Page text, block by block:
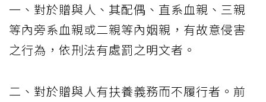
一、對於贈與人、其配偶、直系血親、三親
等內旁系血親或二親等內姻親，有故意侵害
之行為，依刑法有處罰之明文者。
二、對於贈與人有扶養義務而不履行者。前